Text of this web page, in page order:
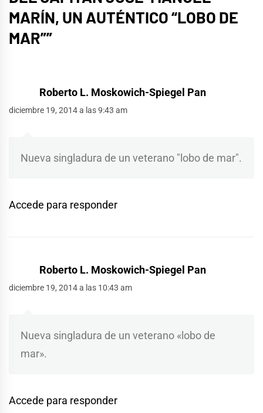
MARÍN, UN AUTÉNTICO “LOBO DE
MAR””
Roberto L. Moskowich-Spiegel Pan
diciembre 19, 2014 a las 9:43 am
Nueva singladura de un veterano "lobo de mar".
Accede para responder
Roberto L. Moskowich-Spiegel Pan
diciembre 19, 2014 a las 10:43 am
Nueva singladura de un veterano «lobo de
mar».
Accede para responder